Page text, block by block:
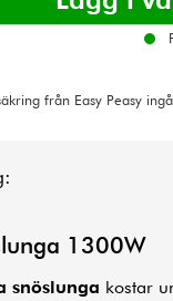
från Easy Peasy
1300W
snöslunga kostar